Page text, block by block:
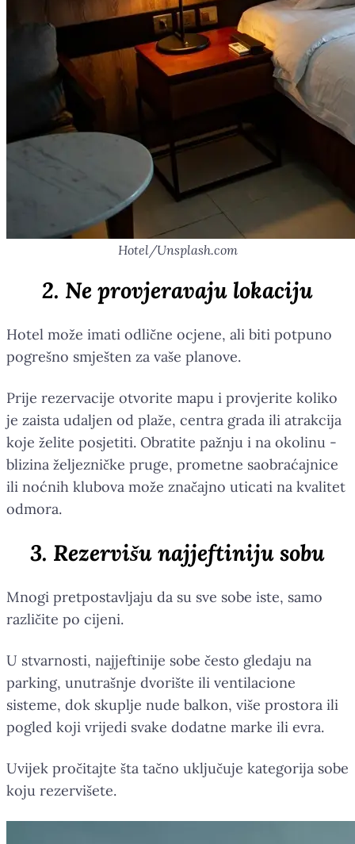
Hotel/Unsplash.com
2. Ne provjeravaju lokaciju
Hotel može imati odlične ocjene, ali biti potpuno
pogrešno smješten za vaše planove.
Prije rezervacije otvorite mapu i provjerite koliko
je zaista udaljen od plaže, centra grada ili atrakcija
koje želite posjetiti. Obratite pažnju i na okolinu -
blizina željezničke pruge, prometne saobraćajnice
ili noćnih klubova može značajno uticati na kvalitet
odmora.
3. Rezervišu najjeftiniju sobu
Mnogi pretpostavljaju da su sve sobe iste, samo
različite po cijeni.
U stvarnosti, najjeftinije sobe često gledaju na
parking, unutrašnje dvorište ili ventilacione
sisteme, dok skuplje nude balkon, više prostora ili
pogled koji vrijedi svake dodatne marke ili evra.
Uvijek pročitajte šta tačno uključuje kategorija sobe
koju rezervišete.